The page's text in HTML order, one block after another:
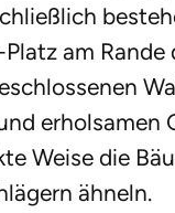
am Rande
erholsamen
Weise die
ähneln.